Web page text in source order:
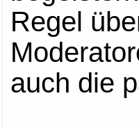
Regel
auch die